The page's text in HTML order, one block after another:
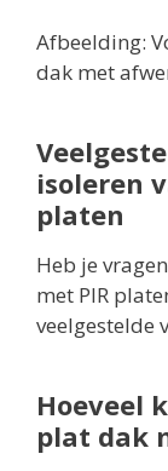
Afbeelding:
dak met
isoleren
platen
Heb je
met PIR
veelgestelde
Hoeveel
plat dak